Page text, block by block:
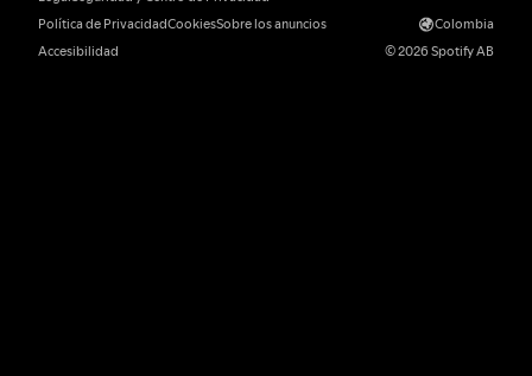
Política de PrivacidadCookiesSobre los anuncios
Accesibilidad
Colombia
© 2026 Spotify AB